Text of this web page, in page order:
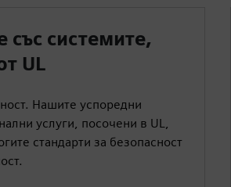
със системите,
UL
Нашите успоредни
услуги, посочени в UL,
стандарти за безопасност